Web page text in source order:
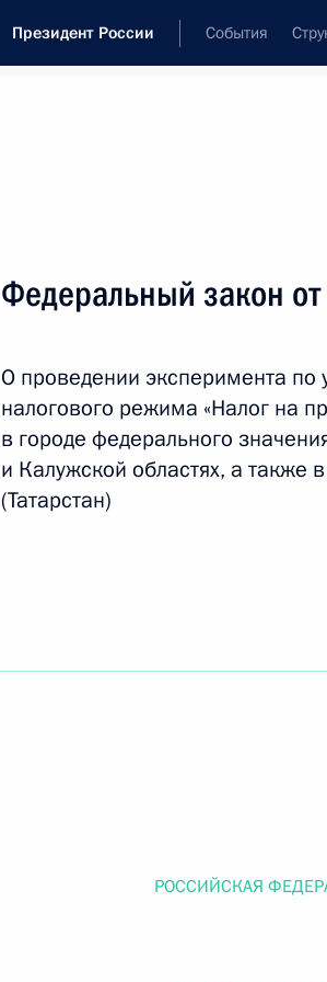
Президент России События
Текст в документе
Вид документа
Все
Дата вступления в силу... или
Федеральный закон
О проведении эксперимента по
налогового режима «Налог на
в городе федерального
и Калужской областях, а также
(Татарстан)
РОССИЙСКАЯ